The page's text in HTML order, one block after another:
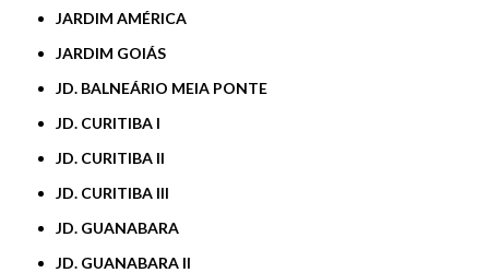
JARDIM AMÉRICA
JARDIM GOIÁS
JD. BALNEÁRIO MEIA PONTE
JD. CURITIBA I
JD. CURITIBA II
JD. CURITIBA III
JD. GUANABARA
JD. GUANABARA II